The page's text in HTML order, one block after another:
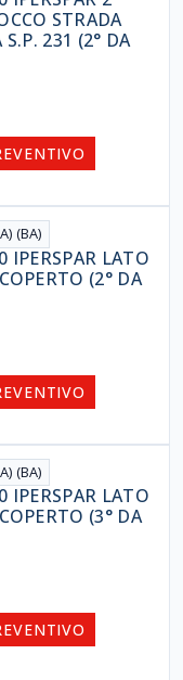
STRADA
231 (2° DA
(BA)
IPERSPAR LATO
(2° DA
(BA)
IPERSPAR LATO
(3° DA